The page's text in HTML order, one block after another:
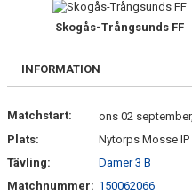
TRUPPEN
BILDGALLERI
KONTAKT
Skogås-Trångsunds FF
INFORMATION
Matchstart:
ons 02
Plats:
Nytorps Mosse IP
Tävling:
Damer 3 B
Matchnummer: 150062066